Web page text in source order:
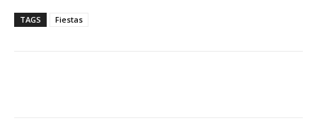
TAGS Fiestas